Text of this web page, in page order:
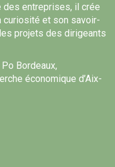
entreprises, il crée
curiosité et son savoir-
projets des dirigeants
Bordeaux,
économique d’Aix-